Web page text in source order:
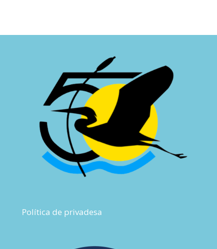
Política de privadesa